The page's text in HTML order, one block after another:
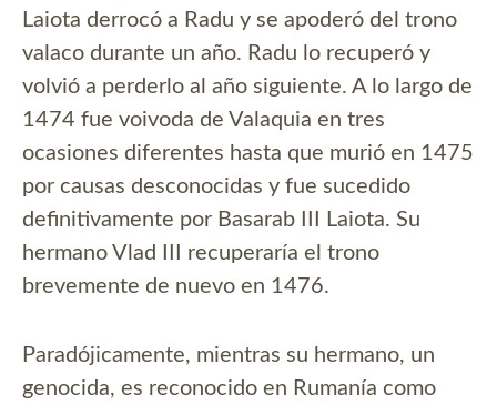
Laiota derrocó a Radu y se apoderó del trono
valaco durante un año. Radu lo recuperó y
volvió a perderlo al año siguiente. A lo largo de
1474 fue voivoda de Valaquia en tres
ocasiones diferentes hasta que murió en 1475
por causas desconocidas y fue sucedido
definitivamente por Basarab III Laiota. Su
hermano Vlad III recuperaría el trono
brevemente de nuevo en 1476.
Paradójicamente, mientras su hermano, un
genocida, es reconocido en Rumanía como